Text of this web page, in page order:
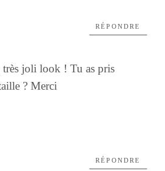
joli look ! Tu as pris
? Merci
RÉPONDRE
RÉPONDRE